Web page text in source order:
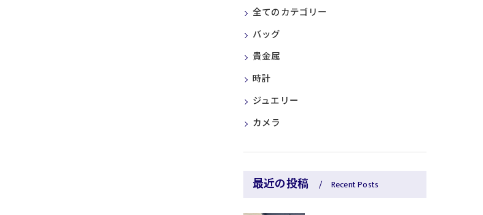
全てのカテゴリー
バッグ
貴金属
時計
ジュエリー
カメラ
最近の投稿 Recent Posts